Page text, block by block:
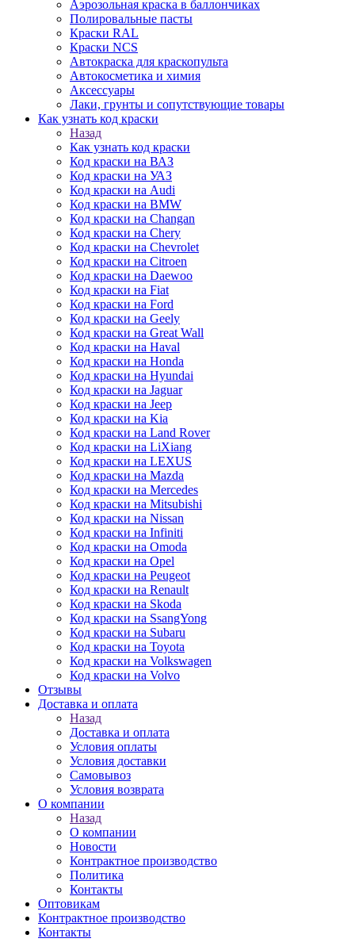
Аэрозольная краска в баллончиках
Полировальные пасты
Краски RAL
Краски NCS
Автокраска для краскопульта
Автокосметика и химия
Аксессуары
Лаки, грунты и сопутствующие товары
Как узнать код краски
Назад
Как узнать код краски
Код краски на ВАЗ
Код краски на УАЗ
Код краски на Audi
Код краски на BMW
Код краски на Changan
Код краски на Chery
Код краски на Chevrolet
Код краски на Citroen
Код краски на Daewoo
Код краски на Fiat
Код краски на Ford
Код краски на Geely
Код краски на Great Wall
Код краски на Haval
Код краски на Honda
Код краски на Hyundai
Код краски на Jaguar
Код краски на Jeep
Код краски на Kia
Код краски на Land Rover
Код краски на LiXiang
Код краски на LEXUS
Код краски на Mazda
Код краски на Mercedes
Код краски на Mitsubishi
Код краски на Nissan
Код краски на Infiniti
Код краски на Omoda
Код краски на Opel
Код краски на Peugeot
Код краски на Renault
Код краски на Skoda
Код краски на SsangYong
Код краски на Subaru
Код краски на Toyota
Код краски на Volkswagen
Код краски на Volvo
Отзывы
Доставка и оплата
Назад
Доставка и оплата
Условия оплаты
Условия доставки
Самовывоз
Условия возврата
О компании
Назад
О компании
Новости
Контрактное производство
Политика
Контакты
Оптовикам
Контрактное производство
Контакты